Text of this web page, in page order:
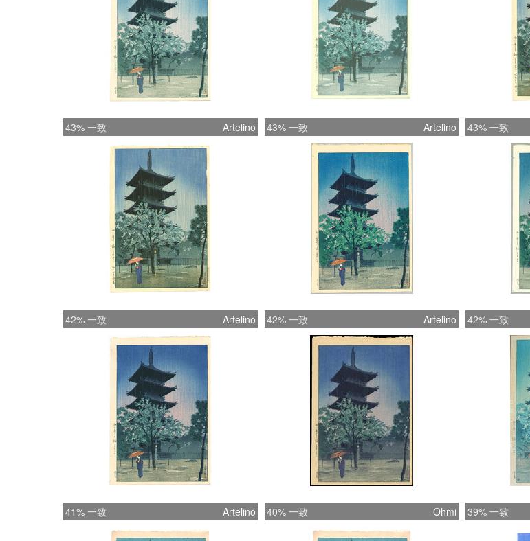
43% 一致 Artelino 43% 一致 Artelino 43% 一致
42% 一致 Artelino 42% 一致 Artelino 42% 一致
41% 一致 Artelino 40% 一致 Ohmi 39% 一致